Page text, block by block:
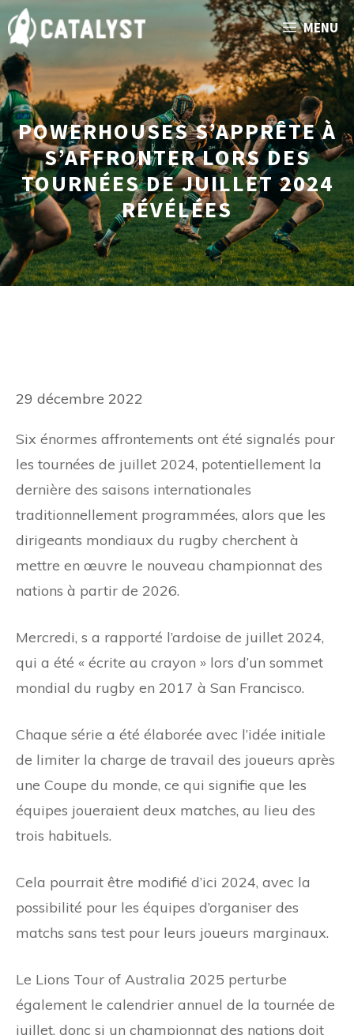
Aller
au
contenu
MENU
POWERHOUSES S’APPRÊTE À
S’AFFRONTER LORS DES
TOURNÉES DE JUILLET 2024
RÉVÉLÉES
29 décembre 2022
Six énormes affrontements ont été signalés pour
les tournées de juillet 2024, potentiellement la
dernière des saisons internationales
traditionnellement programmées, alors que les
dirigeants mondiaux du rugby cherchent à
mettre en œuvre le nouveau championnat des
nations à partir de 2026.
Mercredi, s a rapporté l’ardoise de juillet 2024,
qui a été « écrite au crayon » lors d’un sommet
mondial du rugby en 2017 à San Francisco.
Chaque série a été élaborée avec l’idée initiale
de limiter la charge de travail des joueurs après
une Coupe du monde, ce qui signifie que les
équipes joueraient deux matches, au lieu des
trois habituels.
Cela pourrait être modifié d’ici 2024, avec la
possibilité pour les équipes d’organiser des
matchs sans test pour leurs joueurs marginaux.
Le Lions Tour of Australia 2025 perturbe
également le calendrier annuel de la tournée de
juillet, donc si un championnat des nations doit